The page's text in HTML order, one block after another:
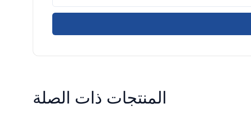
المنتجات ذات الصلة